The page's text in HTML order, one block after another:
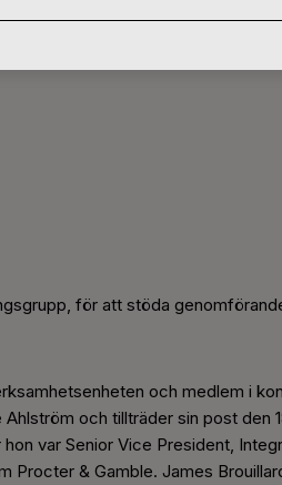
för att stöda
och medlem i
och tillträder sin post den
var Senior Vice President,
& Gamble. James